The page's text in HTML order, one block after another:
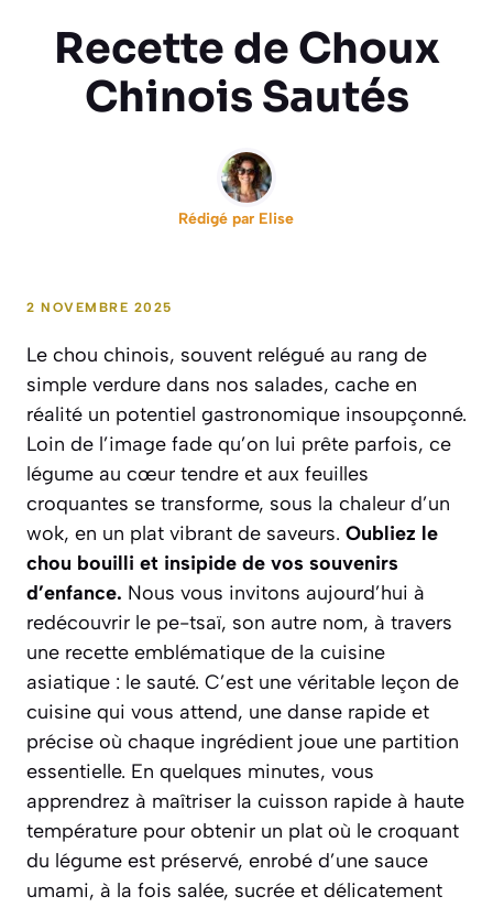
Recette de Choux
Chinois Sautés
Rédigé par Elise
2 NOVEMBRE 2025
Le chou chinois, souvent relégué au rang de
simple verdure dans nos salades, cache en
réalité un potentiel gastronomique insoupçonné.
Loin de l’image fade qu’on lui prête parfois, ce
légume au cœur tendre et aux feuilles
croquantes se transforme, sous la chaleur d’un
wok, en un plat vibrant de saveurs. Oubliez le
chou bouilli et insipide de vos souvenirs
d’enfance. Nous vous invitons aujourd’hui à
redécouvrir le pe-tsaï, son autre nom, à travers
une recette emblématique de la cuisine
asiatique : le sauté. C’est une véritable leçon de
cuisine qui vous attend, une danse rapide et
précise où chaque ingrédient joue une partition
essentielle. En quelques minutes, vous
apprendrez à maîtriser la cuisson rapide à haute
température pour obtenir un plat où le croquant
du légume est préservé, enrobé d’une sauce
umami, à la fois salée, sucrée et délicatement